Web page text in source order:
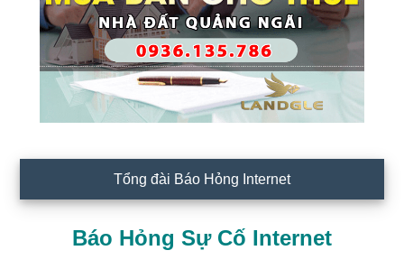
Tổng đài Báo Hỏng Internet
Báo Hỏng Sự Cố Internet